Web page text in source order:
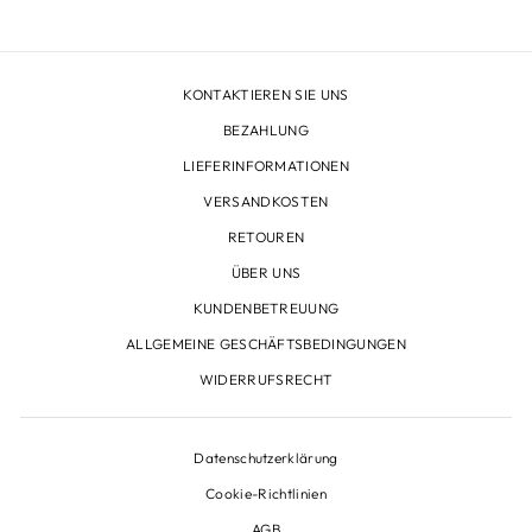
KONTAKTIEREN SIE UNS
BEZAHLUNG
LIEFERINFORMATIONEN
VERSANDKOSTEN
RETOUREN
ÜBER UNS
KUNDENBETREUUNG
ALLGEMEINE GESCHÄFTSBEDINGUNGEN
WIDERRUFSRECHT
Datenschutzerklärung
Cookie-Richtlinien